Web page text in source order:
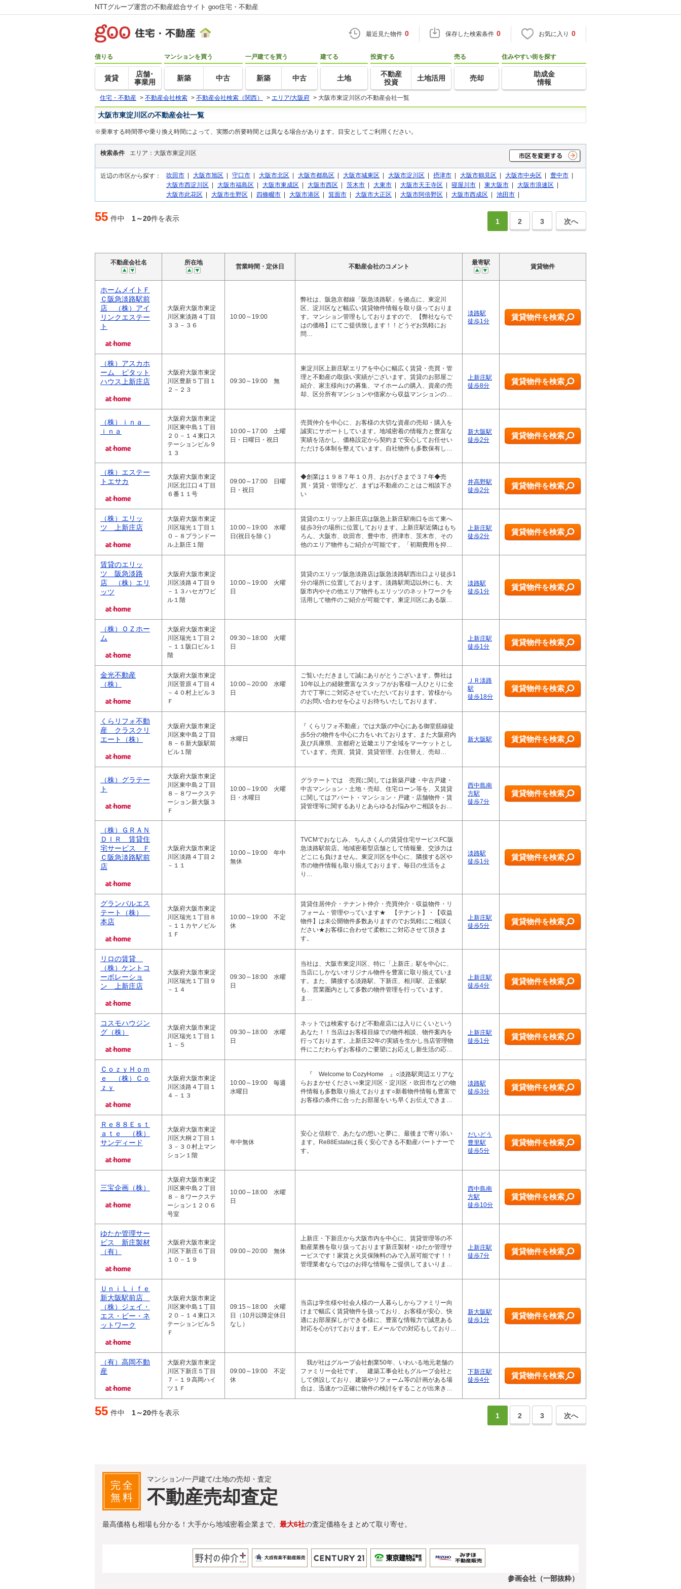
NTTグループ運営の不動産総合サイト goo住宅・不動産
最近見た物件 0 保存した検索条件 0 お気に入り 0
借りる
賃貸
店舗･
事業用
マンションを買う
新築 中古
一戸建てを買う
新築 中古
建てる
土地
投資する
不動産
投資
土地活用
売る
売却
住みやすい街を探す
助成金
情報
住宅・不動産 > 不動産会社検索 > 不動産会社検索（関西） > エリア/大阪府 > 大阪市東淀川区の不動産会社一覧
大阪市東淀川区の不動産会社一覧
※乗車する時間帯や乗り換え時間によって、実際の所要時間とは異なる場合があります。目安としてご利用ください。
検索条件 エリア：大阪市東淀川区
近辺の市区から探す： 吹田市 | 大阪市旭区 | 守口市 | 大阪市北区 | 大阪市都島区 | 大阪市城東区 | 大阪市淀川区 | 摂津市 | 大阪市鶴見区 | 大阪市中央区 | 豊中市 |
大阪市西淀川区 | 大阪市福島区 | 大阪市東成区 | 大阪市西区 | 茨木市 | 大東市 | 大阪市天王寺区 | 寝屋川市 | 東大阪市 | 大阪市浪速区 |
大阪市此花区 | 大阪市生野区 | 四條畷市 | 大阪市港区 | 箕面市 | 大阪市大正区 | 大阪市阿倍野区 | 大阪市西成区 | 池田市 |
55 件中 1～20件を表示 1 2 3 次へ
不動産会社名 所在地
営業時間・定休日 不動産会社のコメント
最寄駅
賃貸物件
ホームメイトＦ
Ｃ阪急淡路駅前
店 （株）アイ
リンクエステー
ト
大阪府大阪市東淀
川区東淡路４丁目
３３－３６
10:00～19:00
弊社は、阪急京都線「阪急淡路駅」を拠点に、東淀川
区、淀川区など幅広い賃貸物件情報を取り扱っておりま
す。マンション管理もしておりますので、【弊社ならで
はの価格】にてご提供致します！！どうぞお気軽にお
問…
淡路駅
徒歩1分
賃貸物件を検索
（株）アスカホ
ーム ピタット
ハウス上新庄店
大阪府大阪市東淀
川区豊新５丁目１
２－２３
09:30～19:00 無
東淀川区上新庄駅エリアを中心に幅広く賃貸・売買・管
理と不動産の取扱い実績がございます。賃貸のお部屋ご
紹介、家主様向けの募集、マイホームの購入、資産の売
却、区分所有マンションや借家から収益マンションの…
上新庄駅
徒歩8分
賃貸物件を検索
（株）ｉｎａ
ｉｎａ
大阪府大阪市東淀
川区東中島１丁目
２０－１４東口ス
テーションビル９
１３
10:00～17:00 土曜
日・日曜日・祝日
売買仲介を中心に、お客様の大切な資産の売却・購入を
誠実にサポートしています。地域密着の情報力と豊富な
実績を活かし、価格設定から契約まで安心してお任せい
ただける体制を整えています。自社物件も多数保有し…
新大阪駅
徒歩2分
賃貸物件を検索
（株）エステー
トエサカ
大阪府大阪市東淀
川区北江口４丁目
６番１１号
09:00～17:00 日曜
日・祝日
◆創業は１９８７年１０月、おかげさまで３７年◆売
買・賃貸・管理など、まずは不動産のことはご相談下さ
い
井高野駅
徒歩2分
賃貸物件を検索
（株）エリッ
ツ 上新庄店
大阪府大阪市東淀
川区瑞光１丁目１
０－８プランドー
ル上新庄１階
10:00～19:00 水曜
日(祝日を除く)
賃貸のエリッツ上新庄店は阪急上新庄駅南口を出て東へ
徒歩3分の場所に位置しております。上新庄駅近隣はもち
ろん、大阪市、吹田市、豊中市、摂津市、茨木市、その
他のエリア物件もご紹介が可能です。「初期費用を抑…
上新庄駅
徒歩2分
賃貸物件を検索
賃貸のエリッ
ツ 阪急淡路
店 （株）エリ
ッツ
大阪府大阪市東淀
川区淡路４丁目９
－１３ハセガワビ
ル１階
10:00～19:00 火曜
日
賃貸のエリッツ阪急淡路店は阪急淡路駅西出口より徒歩1
分の場所に位置しております。淡路駅周辺以外にも、大
阪市内やその他エリア物件もエリッツのネットワークを
活用して物件のご紹介が可能です。東淀川区にある阪…
淡路駅
徒歩1分
賃貸物件を検索
（株）ＯＺホー
ム
大阪府大阪市東淀
川区瑞光１丁目２
－１１阪口ビル１
階
09:30～18:00 火曜
日
上新庄駅
徒歩1分
賃貸物件を検索
金光不動産
（株）
大阪府大阪市東淀
川区菅原４丁目４
－４０村上ビル３
Ｆ
10:00～20:00 水曜
日
ご覧いただきまして誠にありがとうございます。弊社は
10年以上の経験豊富なスタッフがお客様一人ひとりに全
力で丁寧にご対応させていただいております。皆様から
のお問い合わせを心よりお待ちいたしております。
ＪＲ淡路
駅
徒歩18分
賃貸物件を検索
くらリフォ不動
産 クラスクリ
エート（株）
大阪府大阪市東淀
川区東中島２丁目
８－６新大阪駅前
ビル１階
水曜日
『 くらリフォ不動産』では大阪の中心にある御堂筋線徒
歩5分の物件を中心に力をいれております。また大阪府内
及び兵庫県、京都府と近畿エリア全域をマーケットとし
ています。売買、賃貸、賃貸管理、お住替え、売却…
新大阪駅 賃貸物件を検索
（株）グラテー
ト
大阪府大阪市東淀
川区東中島２丁目
８－８ワークステ
ーション新大阪３
Ｆ
10:00～19:00 火曜
日・水曜日
グラテートでは 売買に関しては新築戸建・中古戸建・
中古マンション・土地・売却、住宅ローン等を、又賃貸
に関してはアパート・マンション・戸建・店舗物件・賃
貸管理等に関するありとあらゆるお悩みやご相談をお…
西中島南
方駅
徒歩7分
賃貸物件を検索
（株）ＧＲＡＮ
ＤＩＲ 賃貸住
宅サービス Ｆ
Ｃ阪急淡路駅前
店
大阪府大阪市東淀
川区淡路４丁目２
－１１
10:00～19:00 年中
無休
TVCMでおなじみ、ちんさくんの賃貸住宅サービスFC阪
急淡路駅前店。地域密着型店舗として情報量、交渉力は
どこにも負けません。東淀川区を中心に、隣接する区や
市の物件情報も取り揃えております。毎日の生活をよ
り…
淡路駅
徒歩1分
賃貸物件を検索
グランバルエス
テート（株）
本店
大阪府大阪市東淀
川区瑞光１丁目８
－１１カヤノビル
１Ｆ
10:00～19:00 不定
休
賃貸住居仲介・テナント仲介・売買仲介・収益物件・リ
フォーム・管理やっています★ 【テナント】・【収益
物件】は未公開物件多数ありますのでお気軽にご相談く
ださい★お客様に合わせて柔軟にご対応させて頂きま
す。
上新庄駅
徒歩5分
賃貸物件を検索
リロの賃貸
（株）ケントコ
ーポレーショ
ン 上新庄店
大阪府大阪市東淀
川区瑞光１丁目９
－１４
09:30～18:00 水曜
日
当社は、大阪市東淀川区、特に「上新庄」駅を中心に、
当店にしかないオリジナル物件を豊富に取り揃えていま
す。また、隣接する淡路駅、下新庄、相川駅、正雀駅
も、営業圏内として多数の物件管理を行っています。
ま…
上新庄駅
徒歩4分
賃貸物件を検索
コスモハウジン
グ（株）
大阪府大阪市東淀
川区瑞光１丁目１
１－５
09:30～18:00 水曜
日
ネットでは検索するけど不動産店には入りにくいという
あなた！！当店はお客様目線での物件相談、物件案内を
行っております。上新庄32年の実績を生かし当店管理物
件にこだわらずお客様のご要望にお応えし新生活の応…
上新庄駅
徒歩1分
賃貸物件を検索
ＣｏｚｙＨｏｍ
ｅ （株）Ｃｏ
ｚｙ
大阪府大阪市東淀
川区淡路４丁目１
４－１３
10:00～19:00 毎週
水曜日
『 Welcome to CozyHome 』○淡路駅周辺エリアな
らおまかせください○東淀川区・淀川区・吹田市などの物
件情報も多数取り揃えております○新着物件情報も豊富で
お客様の条件に合ったお部屋をいち早くお伝えできま…
淡路駅
徒歩3分
賃貸物件を検索
Ｒｅ８８Ｅｓｔ
ａｔｅ （株）
サンディード
大阪府大阪市東淀
川区大桐２丁目１
３－３０村上マン
ション１階
年中無休
安心と信頼で、あたなの想いと夢に、最後まで寄り添い
ます。Re88Estateは長く安心できる不動産パートナーで
す。
だいどう
豊里駅
徒歩5分
賃貸物件を検索
三宝企画（株）
大阪府大阪市東淀
川区東中島２丁目
８－８ワークステ
ーション１２０６
号室
10:00～18:00 水曜
日
西中島南
方駅
徒歩10分
賃貸物件を検索
ゆたか管理サー
ビス 新庄製材
（有）
大阪府大阪市東淀
川区下新庄６丁目
１０－１９
09:00～20:00 無休
上新庄・下新庄から大阪市内を中心に、賃貸管理等の不
動産業務を取り扱っております新庄製材・ゆたか管理サ
ービスです！家賃と火災保険料のみで入居可能です！！
管理業者ならではのお得な情報をご提供してまいりま…
上新庄駅
徒歩7分
賃貸物件を検索
ＵｎｉＬｉｆｅ
新大阪駅前店
（株）ジェイ・
エス・ビー・ネ
ットワーク
大阪府大阪市東淀
川区東中島１丁目
２０－１４東口ス
テーションビル５
Ｆ
09:15～18:00 火曜
日（10月以降定休日
なし）
当店は学生様や社会人様の一人暮らしからファミリー向
けまで幅広く賃貸物件を扱っており、お客様が安心、快
適にお部屋探しができる様に、豊富な情報力で誠意ある
対応を心がけております。Eメールでの対応もしており…
新大阪駅
徒歩1分
賃貸物件を検索
（有）高岡不動
産
大阪府大阪市東淀
川区下新庄５丁目
７－１９高岡ハイ
ツ１Ｆ
09:00～19:00 不定
休
我が社はグループ会社創業50年、いわいる地元老舗の
ファミリー会社です。 建築工事会社もグループ会社と
して併設しており、建築やリフォーム等の計画がある場
合は、迅速かつ正確に物件の検討をすることが出来き…
下新庄駅
徒歩4分
賃貸物件を検索
55 件中 1～20件を表示 1 2 3 次へ
完全
無料
マンション/一戸建て/土地の売却・査定
不動産売却査定
最高価格も相場も分かる！大手から地域密着企業まで、 最大6社の査定価格をまとめて取り寄せ。
参画会社（一部抜粋）